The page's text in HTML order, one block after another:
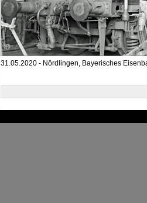
31.05.2020 - Nördlingen, Bayerisches